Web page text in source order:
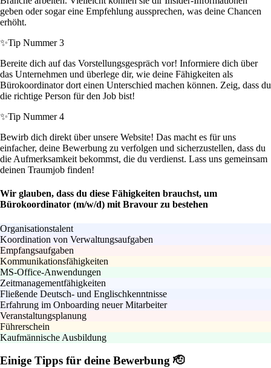
geben oder sogar eine Empfehlung aussprechen, was deine Chancen
erhöht.
✨Tip Nummer 3
Bereite dich auf das Vorstellungsgespräch vor! Informiere dich über
das Unternehmen und überlege dir, wie deine Fähigkeiten als
Bürokoordinator dort einen Unterschied machen können. Zeig, dass du
die richtige Person für den Job bist!
✨Tip Nummer 4
Bewirb dich direkt über unsere Website! Das macht es für uns
einfacher, deine Bewerbung zu verfolgen und sicherzustellen, dass du
die Aufmerksamkeit bekommst, die du verdienst. Lass uns gemeinsam
deinen Traumjob finden!
Wir glauben, dass du diese Fähigkeiten brauchst, um
Bürokoordinator (m/w/d) mit Bravour zu bestehen
Organisationstalent
Koordination von Verwaltungsaufgaben
Empfangsaufgaben
Kommunikationsfähigkeiten
MS-Office-Anwendungen
Zeitmanagementfähigkeiten
Fließende Deutsch- und Englischkenntnisse
Erfahrung im Onboarding neuer Mitarbeiter
Veranstaltungsplanung
Führerschein
Kaufmännische Ausbildung
Einige Tipps für deine Bewerbung 🫡